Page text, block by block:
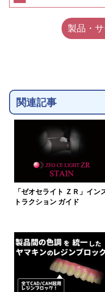
製品・
関連記事
「ゼオセライト ＺＲ」イン
トラクション ガイド